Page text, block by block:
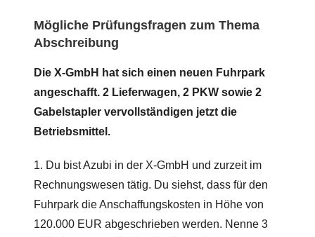
Mögliche Prüfungsfragen zum Thema
Abschreibung
Die X-GmbH hat sich einen neuen Fuhrpark
angeschafft. 2 Lieferwagen, 2 PKW sowie 2
Gabelstapler vervollständigen jetzt die
Betriebsmittel.
1. Du bist Azubi in der X-GmbH und zurzeit im
Rechnungswesen tätig. Du siehst, dass für den
Fuhrpark die Anschaffungskosten in Höhe von
120.000 EUR abgeschrieben werden. Nenne 3